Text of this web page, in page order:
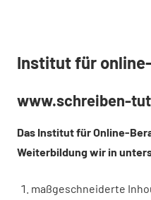
Institut für
www.schreiben-
Das Institut für Online-
Weiterbildung wir in
maßgeschneiderte